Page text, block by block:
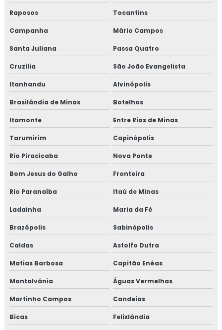
Raposos Tocantins
Campanha Mário Campos
Santa Juliana Passa Quatro
Cruzília São João Evangelista
Itanhandu Alvinópolis
Brasilândia de Minas Botelhos
Itamonte Entre Rios de Minas
Tarumirim Capinópolis
Rio Piracicaba Nova Ponte
Bom Jesus do Galho Fronteira
Rio Paranaíba Itaú de Minas
Ladainha Maria da Fé
Brazópolis Sabinópolis
Caldas Astolfo Dutra
Matias Barbosa Capitão Enéas
Montalvânia Águas Vermelhas
Martinho Campos Candeias
Bicas Felixlândia